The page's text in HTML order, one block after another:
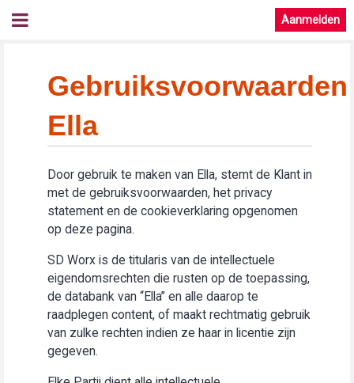
Aanmelden
Gebruiksvoorwaarden
Ella
Door gebruik te maken van Ella, stemt de Klant in
met de gebruiksvoorwaarden, het privacy
statement en de cookieverklaring opgenomen
op deze pagina.
SD Worx is de titularis van de intellectuele
eigendomsrechten die rusten op de toepassing,
de databank van “Ella” en alle daarop te
raadplegen content, of maakt rechtmatig gebruik
van zulke rechten indien ze haar in licentie zijn
gegeven.